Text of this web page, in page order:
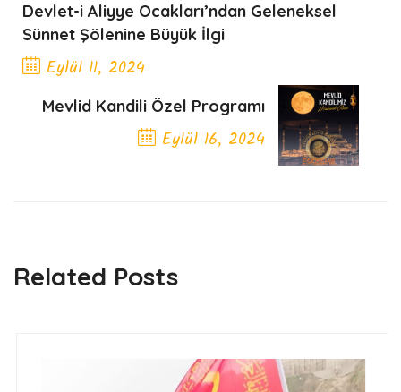
Devlet-i Aliyye Ocakları’ndan Geleneksel
Sünnet Şölenine Büyük İlgi
Eylül 11, 2024
Previous Post
Mevlid Kandili Özel Programı
Eylül 16, 2024
Related Posts